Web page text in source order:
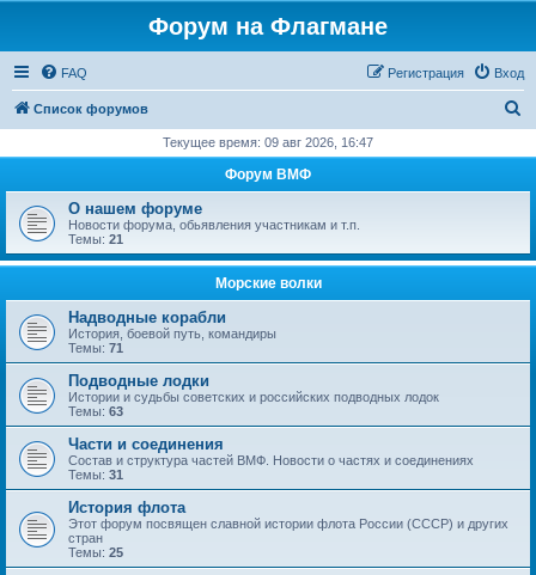
Форум на Флагмане
FAQ Вход
Регистрация
Список форумов
с
Текущее время: 09 авг 2026, 16:47
Форум ВМФ
О нашем форуме
Новости форума, обьявления участникам и т.п.
Темы: 21
Морские волки
Надводные корабли
История, боевой путь, командиры
Темы: 71
Подводные лодки
Истории и судьбы советских и российских подводных лодок
Темы: 63
Части и соединения
Состав и структура частей ВМФ. Новости о частях и соединениях
Темы: 31
История флота
Этот форум посвящен славной истории флота России (СССР) и других
стран
Темы: 25